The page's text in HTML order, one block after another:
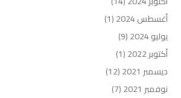
أغسطس 2024
(1)
يوليو 2024
(9)
أكتوبر 2022
(1)
ديسمبر 2021
(12)
نوفمبر 2021
(7)